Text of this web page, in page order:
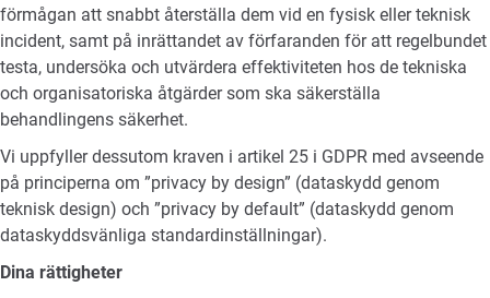
förmågan att snabbt återställa dem vid en fysisk eller teknisk
incident, samt på inrättandet av förfaranden för att regelbundet
testa, undersöka och utvärdera effektiviteten hos de tekniska
och organisatoriska åtgärder som ska säkerställa
behandlingens säkerhet.
Vi uppfyller dessutom kraven i artikel 25 i GDPR med avseende
på principerna om ”privacy by design” (dataskydd genom
teknisk design) och ”privacy by default” (dataskydd genom
dataskyddsvänliga standardinställningar).
Dina rättigheter